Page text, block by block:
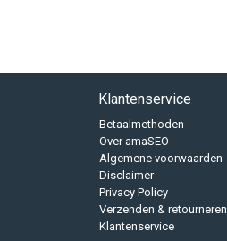
Klantenservice
Betaalmethoden
Over amaSEO
Algemene voorwaarden
Disclaimer
Privacy Policy
Verzenden & retourneren
Klantenservice